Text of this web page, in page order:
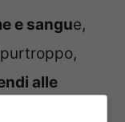
e sangue,
alle